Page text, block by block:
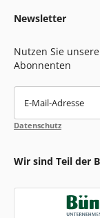
Newsletter
Nutzen Sie
Abonnenten
E-Mail-Adresse
Datenschutz
Wir sind Teil der